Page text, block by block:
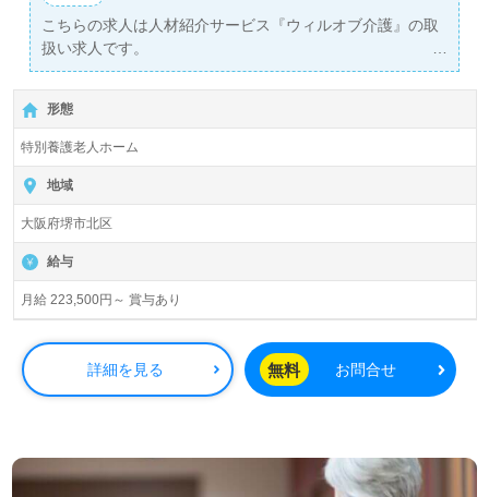
こちらの求人は人材紹介サービス『ウィルオブ介護』の取
扱い求人です。
詳細に関してお気軽にご相談ください♪
【無料】で皆さんの転職活動をサポートいたします。
形態
特別養護老人ホーム
地域
大阪府堺市北区
給与
月給 223,500円～ 賞与あり
詳細を見る 無料 お問合せ